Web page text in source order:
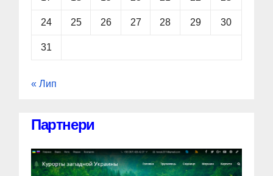
24 25 26 27 28 29 30
31
« Лип
Партнери